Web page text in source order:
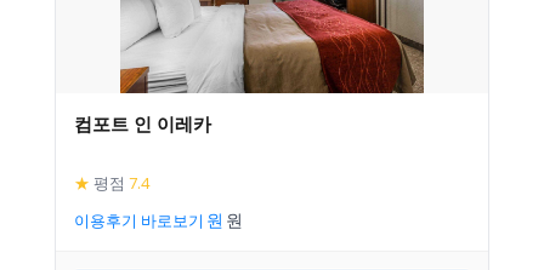
컴포트 인 이레카
★ 평점 7.4
이용후기 바로보기